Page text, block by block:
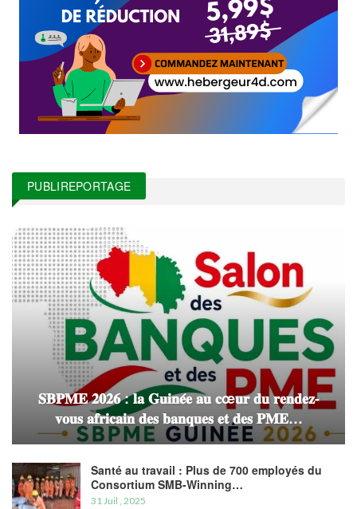
PUBLIREPORTAGE
𝐒𝐁𝐏𝐌𝐄 𝟐𝟎𝟐𝟔 : 𝐥𝐚 𝐆𝐮𝐢𝐧𝐞́𝐞 𝐚𝐮 𝐜œ𝐮𝐫 𝐝𝐮 𝐫𝐞𝐧𝐝𝐞𝐳-
𝐯𝐨𝐮𝐬 𝐚𝐟𝐫𝐢𝐜𝐚𝐢𝐧 𝐝𝐞𝐬 𝐛𝐚𝐧𝐪𝐮𝐞𝐬 𝐞𝐭 𝐝𝐞𝐬 𝐏𝐌𝐄…
Santé au travail : Plus de 700 employés du
Consortium SMB-Winning…
31 Juil , 2025